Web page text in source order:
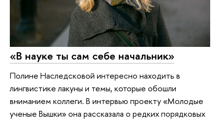
«В науке ты сам себе начальник»
Полине Наследсковой интересно находить в
лингвистике лакуны и темы, которые обошли
вниманием коллеги. В интервью проекту «Молодые
ученые Вышки» она рассказала о редких порядковых